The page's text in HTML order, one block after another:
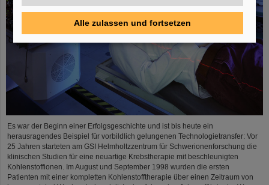
Es war der Beginn einer Erfolgsgeschichte und ist bis heute ein
herausragendes Beispiel für vorbildlich gelungenen Technologietransfer: Vor
25 Jahren starteten am GSI Helmholtzzentrum für Schwerionenforschung die
klinischen Studien für eine neuartige Krebstherapie mit beschleunigten
Kohlenstoffionen. Im August und September 1998 wurden die ersten
Patienten mit einer kompletten Kohlenstofftherapie über einen Zeitraum von
Alle zulassen und fortsetzen